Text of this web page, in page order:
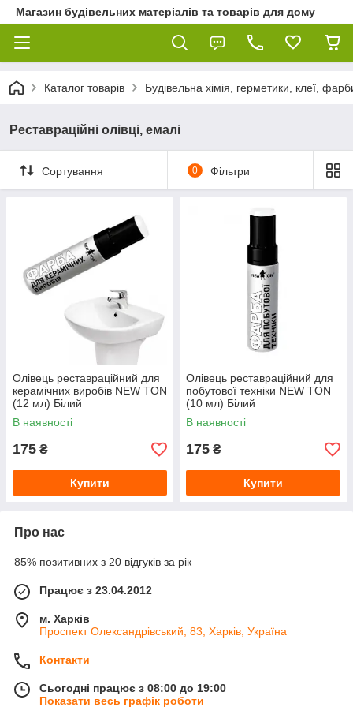
Магазин будівельних матеріалів та товарів для дому
Каталог товарів Будівельна хімія, герметики, клеї,
Реставраційні олівці, емалі
Сортування 0 Фільтри
Олівець реставраційний для
керамічних виробів NEW TON
(12 мл) Білий
В наявності
175 ₴
Купити
Олівець реставраційний для
побутової техніки NEW TON
(10 мл) Білий
В наявності
175 ₴
Купити
Про нас
85% позитивних з 20 відгуків за рік
Працює з 23.04.2012
м. Харків
Проспект Олександрівський, 83, Харків, Україна
Контакти
Сьогодні працює з 08:00 до 19:00
Показати весь графік роботи